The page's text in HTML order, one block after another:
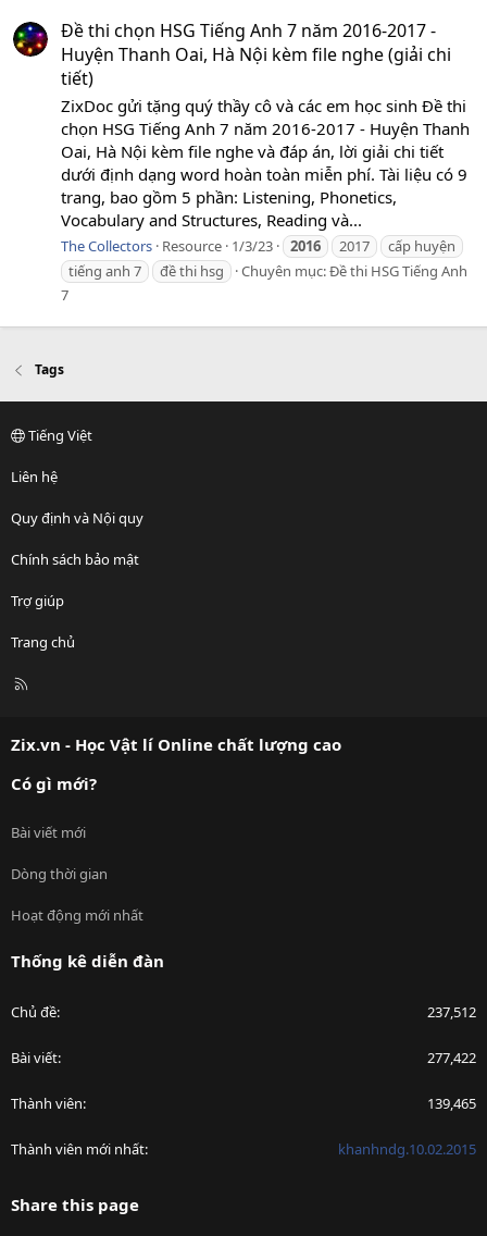
Đề thi chọn HSG Tiếng Anh 7 năm 2016-2017 -
Huyện Thanh Oai, Hà Nội kèm file nghe (giải chi
tiết)
ZixDoc gửi tặng quý thầy cô và các em học sinh Đề thi
chọn HSG Tiếng Anh 7 năm 2016-2017 - Huyện Thanh
Oai, Hà Nội kèm file nghe và đáp án, lời giải chi tiết
dưới định dạng word hoàn toàn miễn phí. Tài liệu có 9
trang, bao gồm 5 phần: Listening, Phonetics,
Vocabulary and Structures, Reading và...
The Collectors Resource 1/3/23 2016 2017
cấp huyện
tiếng anh 7
đề thi hsg Chuyên mục:Đề thi HSG Tiếng Anh
7
Tags
Tiếng Việt
Liên hệ
Quy định và Nội quy
Chính sách bảo mật
Trợ giúp
Trang chủ
R
Zix.vn - Học Vật lí Online chất lượng cao
Có gì mới?
Bài viết mới
Dòng thời gian
Hoạt động mới nhất
Thống kê diễn đàn
Chủ đề 237,512
Bài viết 277,422
Thành viên 139,465
Thành viên mới nhất khanhndg.10.02.2015
Share this page